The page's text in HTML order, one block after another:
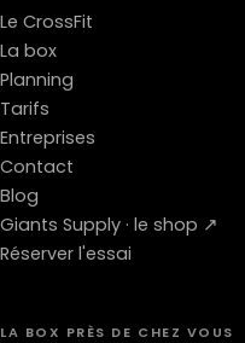
Le CrossFit
La box
Planning
Tarifs
Entreprises
Contact
Blog
Giants Supply · le shop ↗
Réserver l'essai
LA BOX PRÈS DE CHEZ VOUS